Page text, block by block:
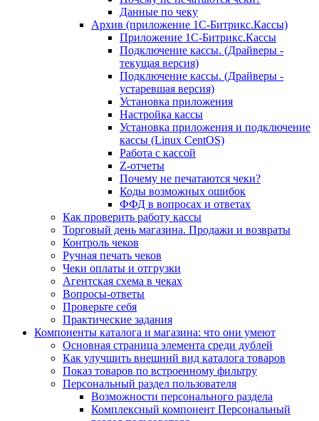
Данные по чеку
Архив (приложение 1С-Битрикс.Кассы)
Приложение 1С-Битрикс.Кассы
Подключение кассы. (Драйверы -
текущая версия)
Подключение кассы. (Драйверы -
устаревшая версия)
Установка приложения
Настройка кассы
Установка приложения и подключение
кассы (Linux CentOS)
Работа с кассой
Z-отчеты
Почему не печатаются чеки?
Коды возможных ошибок
ФФД в вопросах и ответах
Как проверить работу кассы
Торговый день магазина. Продажи и возвраты
Контроль чеков
Ручная печать чеков
Чеки оплаты и отгрузки
Агентская схема в чеках
Вопросы-ответы
Проверьте себя
Практические задания
Компоненты каталога и магазина: что они умеют
Основная страница элемента среди дублей
Как улучшить внешний вид каталога товаров
Показ товаров по встроенному фильтру
Персональный раздел пользователя
Возможности персонального раздела
Комплексный компонент Персональный